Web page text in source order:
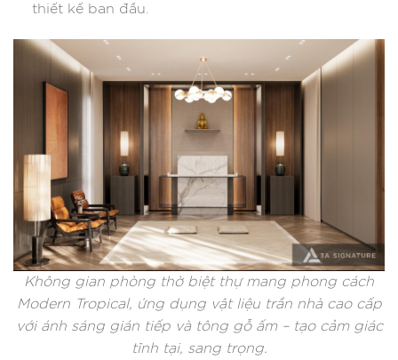
thiết kế ban đầu.
Không gian phòng thờ biệt thự mang phong cách
Modern Tropical, ứng dụng vật liệu trần nhà cao cấp
với ánh sáng gián tiếp và tông gỗ ấm – tạo cảm giác
tĩnh tại, sang trọng.